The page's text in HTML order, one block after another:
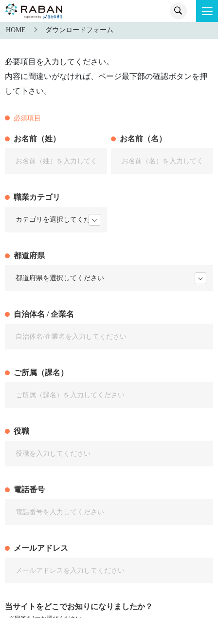
HOME ダウンロードフォーム
必要項目を入力してください。
内容に間違いがなければ、ページ最下部の確認ボタンを押
して下さい。
必須項目
お名前（姓） お名前（名）
職業カテゴリ
都道府県
自治体名 / 企業名
ご所属（課名）
役職
電話番号
メールアドレス
当サイトをどこでお知りになりましたか？